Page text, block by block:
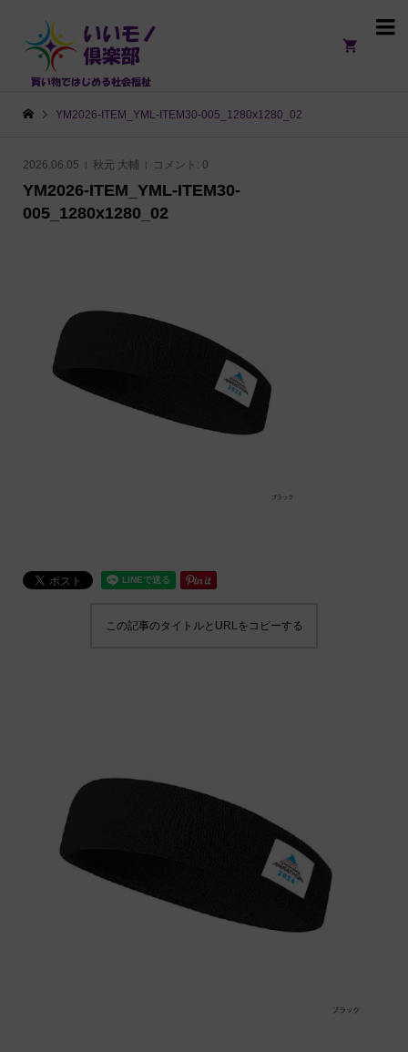

YM2026-ITEM_YML-ITEM30-005_1280x1280_02
2026.06.05 秋元 大輔 コメント: 0
YM2026-ITEM_YML-ITEM30-
005_1280x1280_02
この記事のタイトルとURLをコピーする